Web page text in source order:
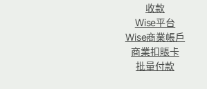
收款
Wise平台
Wise商業帳戶
商業扣賬卡
批量付款